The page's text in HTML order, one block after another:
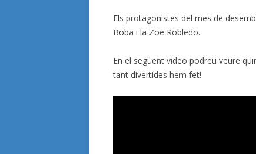
Els protagonistes del mes de
Boba i la Zoe Robledo.
En el següent video podreu veure
tant divertides hem fet!